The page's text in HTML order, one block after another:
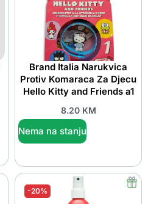
Brand Italia Narukvica
Protiv Komaraca Za Djecu
Hello Kitty and Friends a1
8.20 KM
Nema na stanju
-20%